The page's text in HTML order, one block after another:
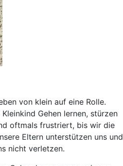
von klein auf eine Rolle.
Gehen lernen, stürzen
oftmals frustriert, bis wir die
Eltern unterstützen uns und
nicht verletzen.